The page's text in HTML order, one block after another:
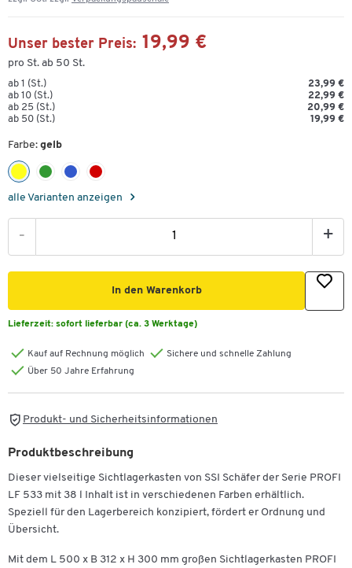
Unser bester Preis: 19,99 €
pro St. ab 50 St.
ab 1 (St.)
23,99 €
ab 10 (St.)
22,99 €
ab 25 (St.)
20,99 €
ab 50 (St.)
19,99 €
Farbe: gelb
alle Varianten anzeigen
- +
In den Warenkorb
Lieferzeit: sofort lieferbar (ca. 3 Werktage)
Kauf auf Rechnung möglich
Sichere und schnelle Zahlung
Über 50 Jahre Erfahrung
Produkt- und Sicherheitsinformationen
Produktbeschreibung
Dieser vielseitige Sichtlagerkasten von SSI Schäfer der Serie PROFI
LF 533 mit 38 l Inhalt ist in verschiedenen Farben erhältlich.
Speziell für den Lagerbereich konzipiert, fördert er Ordnung und
Übersicht.
Mit dem L 500 x B 312 x H 300 mm großen Sichtlagerkasten PROFI